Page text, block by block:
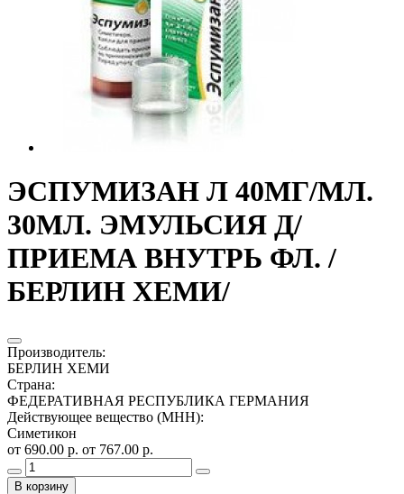
ЭСПУМИЗАН Л 40МГ/МЛ.
30МЛ. ЭМУЛЬСИЯ Д/
ПРИЕМА ВНУТРЬ ФЛ. /
БЕРЛИН ХЕМИ/
Производитель:
БЕРЛИН ХЕМИ
Страна:
ФЕДЕРАТИВНАЯ РЕСПУБЛИКА ГЕРМАНИЯ
Действующее вещество (МНН):
Симетикон
от 690.00 р. от 767.00 р.
В корзину